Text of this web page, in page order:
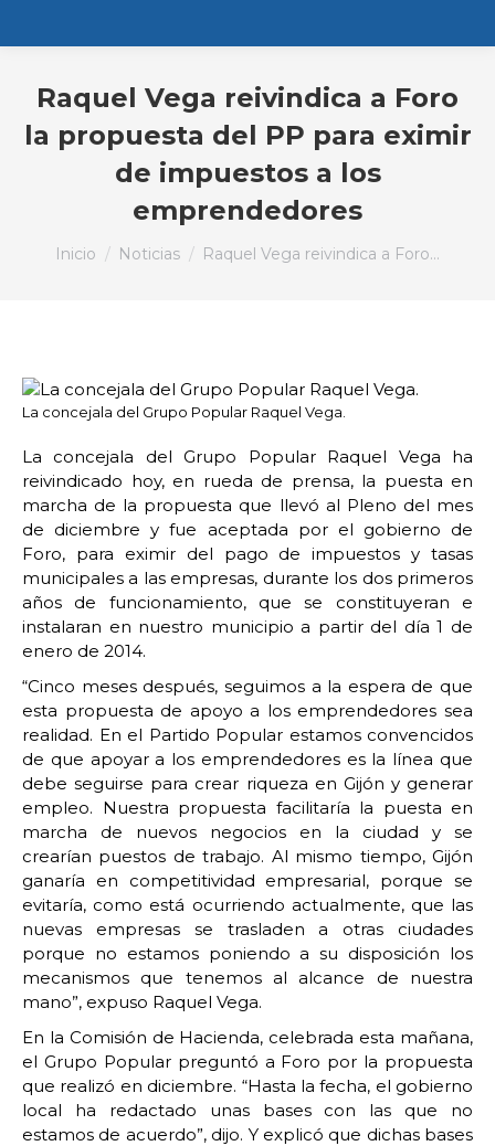
Raquel Vega reivindica a Foro
la propuesta del PP para eximir
de impuestos a los
emprendedores
Estás aquí:
Inicio Noticias Raquel Vega reivindica a Foro…
La concejala del Grupo Popular Raquel Vega.
La concejala del Grupo Popular Raquel Vega ha
reivindicado hoy, en rueda de prensa, la puesta en
marcha de la propuesta que llevó al Pleno del mes
de diciembre y fue aceptada por el gobierno de
Foro, para eximir del pago de impuestos y tasas
municipales a las empresas, durante los dos primeros
años de funcionamiento, que se constituyeran e
instalaran en nuestro municipio a partir del día 1 de
enero de 2014.
“Cinco meses después, seguimos a la espera de que
esta propuesta de apoyo a los emprendedores sea
realidad. En el Partido Popular estamos convencidos
de que apoyar a los emprendedores es la línea que
debe seguirse para crear riqueza en Gijón y generar
empleo. Nuestra propuesta facilitaría la puesta en
marcha de nuevos negocios en la ciudad y se
crearían puestos de trabajo. Al mismo tiempo, Gijón
ganaría en competitividad empresarial, porque se
evitaría, como está ocurriendo actualmente, que las
nuevas empresas se trasladen a otras ciudades
porque no estamos poniendo a su disposición los
mecanismos que tenemos al alcance de nuestra
mano”, expuso Raquel Vega.
En la Comisión de Hacienda, celebrada esta mañana,
el Grupo Popular preguntó a Foro por la propuesta
que realizó en diciembre. “Hasta la fecha, el gobierno
local ha redactado unas bases con las que no
estamos de acuerdo”, dijo. Y explicó que dichas bases